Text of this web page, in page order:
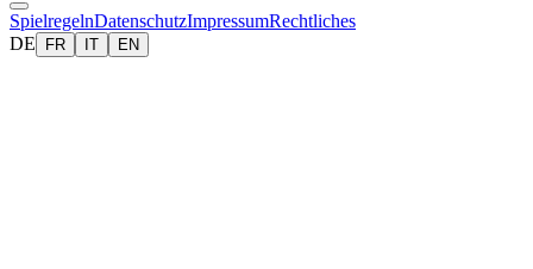
SpielregelnDatenschutzImpressumRechtliches
DE
FR IT EN